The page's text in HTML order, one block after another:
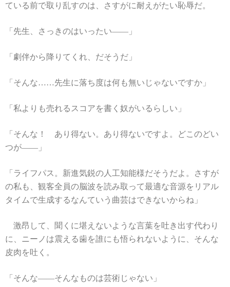
ている前で取り乱すのは、さすがに耐えがたい恥辱だ。
「先生、さっきのはいったい――」
「劇伴から降りてくれ、だそうだ」
「そんな……先生に落ち度は何も無いじゃないですか」
「私よりも売れるスコアを書く奴がいるらしい」
「そんな！ あり得ない。あり得ないですよ。どこのどい
つが――」
「ライフパス。新進気鋭の人工知能様だそうだよ。さすが
の私も、観客全員の脳波を読み取って最適な音源をリアル
タイムで生成するなんていう曲芸はできないからね」
激昂して、聞くに堪えないような言葉を吐き出す代わり
に、ニーノは震える歯を誰にも悟られないように、そんな
皮肉を吐く。
「そんな――そんなものは芸術じゃない」